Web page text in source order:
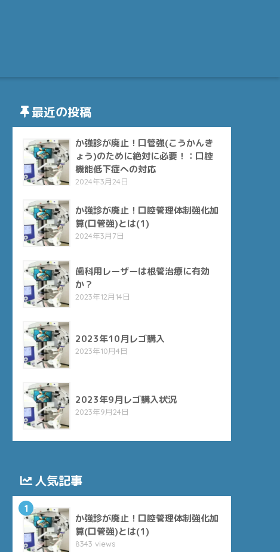
最近の投稿
か強診が廃止！口管強(こうかんき
ょう)のために絶対に必要！：口腔
機能低下症への対応
2024年3月24日
か強診が廃止！口腔管理体制強化加
算(口管強)とは(1)
2024年3月7日
歯科用レーザーは根管治療に有効
か？
2023年12月14日
2023年10月レゴ購入
2023年10月4日
2023年9月レゴ購入状況
2023年9月24日
人気記事
1
か強診が廃止！口腔管理体制強化加
算(口管強)とは(1)
8343 views